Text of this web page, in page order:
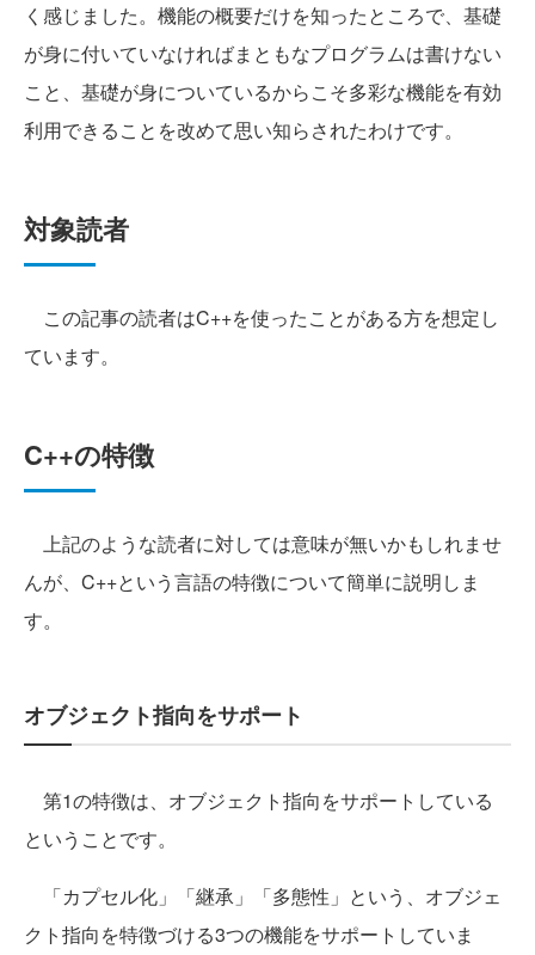
く感じました。機能の概要だけを知ったところで、基礎
が身に付いていなければまともなプログラムは書けない
こと、基礎が身についているからこそ多彩な機能を有効
利用できることを改めて思い知らされたわけです。
対象読者
この記事の読者はC++を使ったことがある方を想定し
ています。
C++の特徴
上記のような読者に対しては意味が無いかもしれませ
んが、C++という言語の特徴について簡単に説明しま
す。
オブジェクト指向をサポート
第1の特徴は、オブジェクト指向をサポートしている
ということです。
「カプセル化」「継承」「多態性」という、オブジェ
クト指向を特徴づける3つの機能をサポートしていま